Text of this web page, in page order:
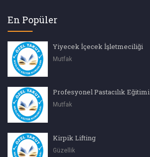
En Popüler
Yiyecek İçecek İşletmeciliği
Mutfak
Profesyonel Pastacılık Eğitimi
Mutfak
Kirpik Lifting
Güzellik